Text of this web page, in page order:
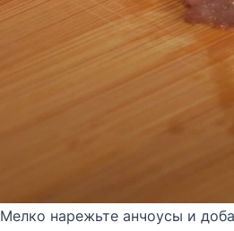
Мелко нарежьте анчоусы и